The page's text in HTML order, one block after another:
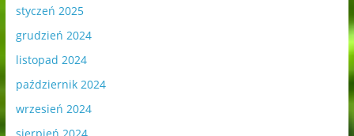
styczeń 2025
grudzień 2024
listopad 2024
październik 2024
wrzesień 2024